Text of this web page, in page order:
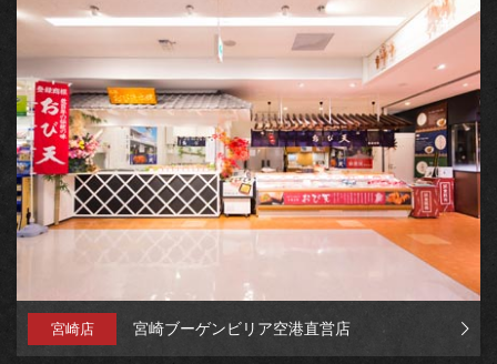
宮崎店 宮崎ブーゲンビリア空港直営店